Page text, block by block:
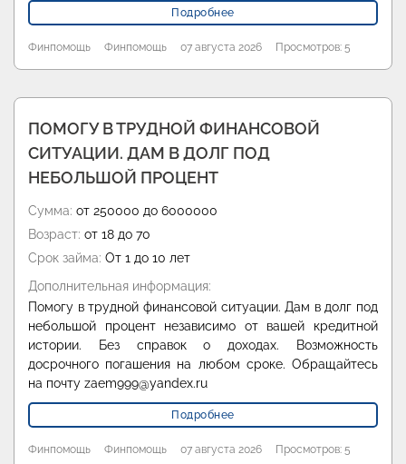
Подробнее
Финпомощь Финпомощь 07 августа 2026 Просмотров: 5
ПОМОГУ В ТРУДНОЙ ФИНАНСОВОЙ
СИТУАЦИИ. ДАМ В ДОЛГ ПОД
НЕБОЛЬШОЙ ПРОЦЕНТ
Сумма: от 250000 до 6000000
Возраст: от 18 до 70
Срок займа: От 1 до 10 лет
Дополнительная информация:
Помогу в трудной финансовой ситуации. Дам в долг под
небольшой процент независимо от вашей кредитной
истории. Без справок о доходах. Возможность
досрочного погашения на любом сроке. Обращайтесь
на почту zaem999@yandex.ru
Подробнее
Финпомощь Финпомощь 07 августа 2026 Просмотров: 5